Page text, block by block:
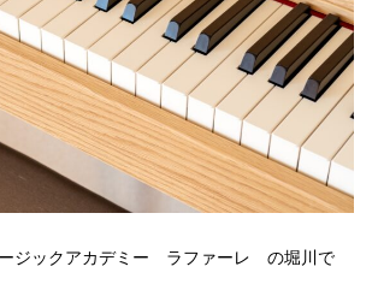
ージックアカデミー ラファーレ の堀川で